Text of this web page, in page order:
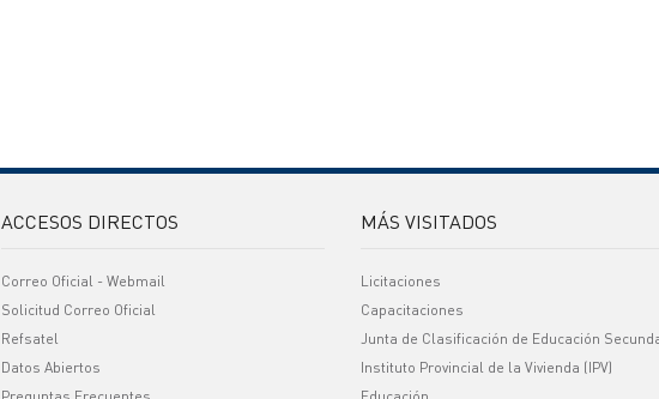
ACCESOS DIRECTOS
Correo Oficial - Webmail
Solicitud Correo Oficial
Refsatel
Datos Abiertos
MÁS VISITADOS
Licitaciones
Capacitaciones
Junta de Clasificación de Educación
Instituto Provincial de la Vivienda (IPV)